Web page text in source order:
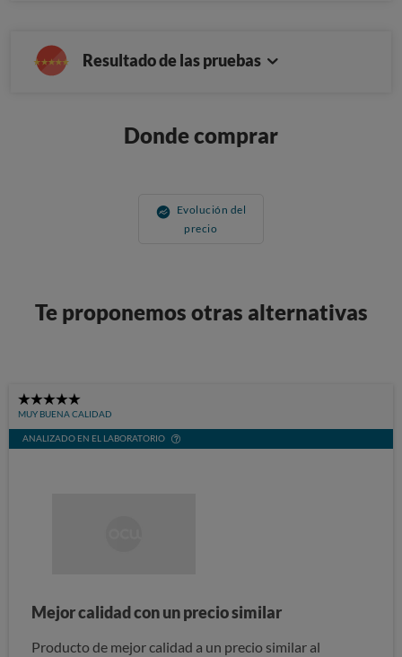
Resultado de las pruebas
Donde comprar
Evolución del
precio
Te proponemos otras alternativas
5
Stars
MUY BUENA CALIDAD
ANALIZADO EN EL LABORATORIO
Mejor calidad con un precio similar
Producto de mejor calidad a un precio similar al